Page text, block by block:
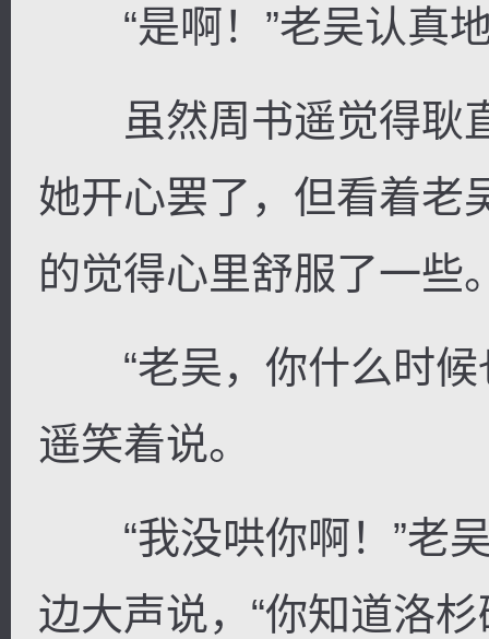
“是啊！”老吴认真地
虽然周书遥觉得耿
她开心罢了，但看着老
的觉得心里舒服了一些
“老吴，你什么时候
遥笑着说。
“我没哄你啊！”老吴
边大声说，“你知道洛